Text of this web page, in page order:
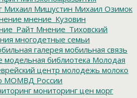
Михаил Мишустин Михаил Озимок
мнение_Кузовин
Мнение_Тиховский
многодетные семьи
галерея мобильная связь
модельная библиотека Молодая
центр молодежь молоко
МОМВД России
мониторинг цен морг